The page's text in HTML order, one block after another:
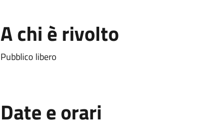
A chi è rivolto
Pubblico libero
Date e orari